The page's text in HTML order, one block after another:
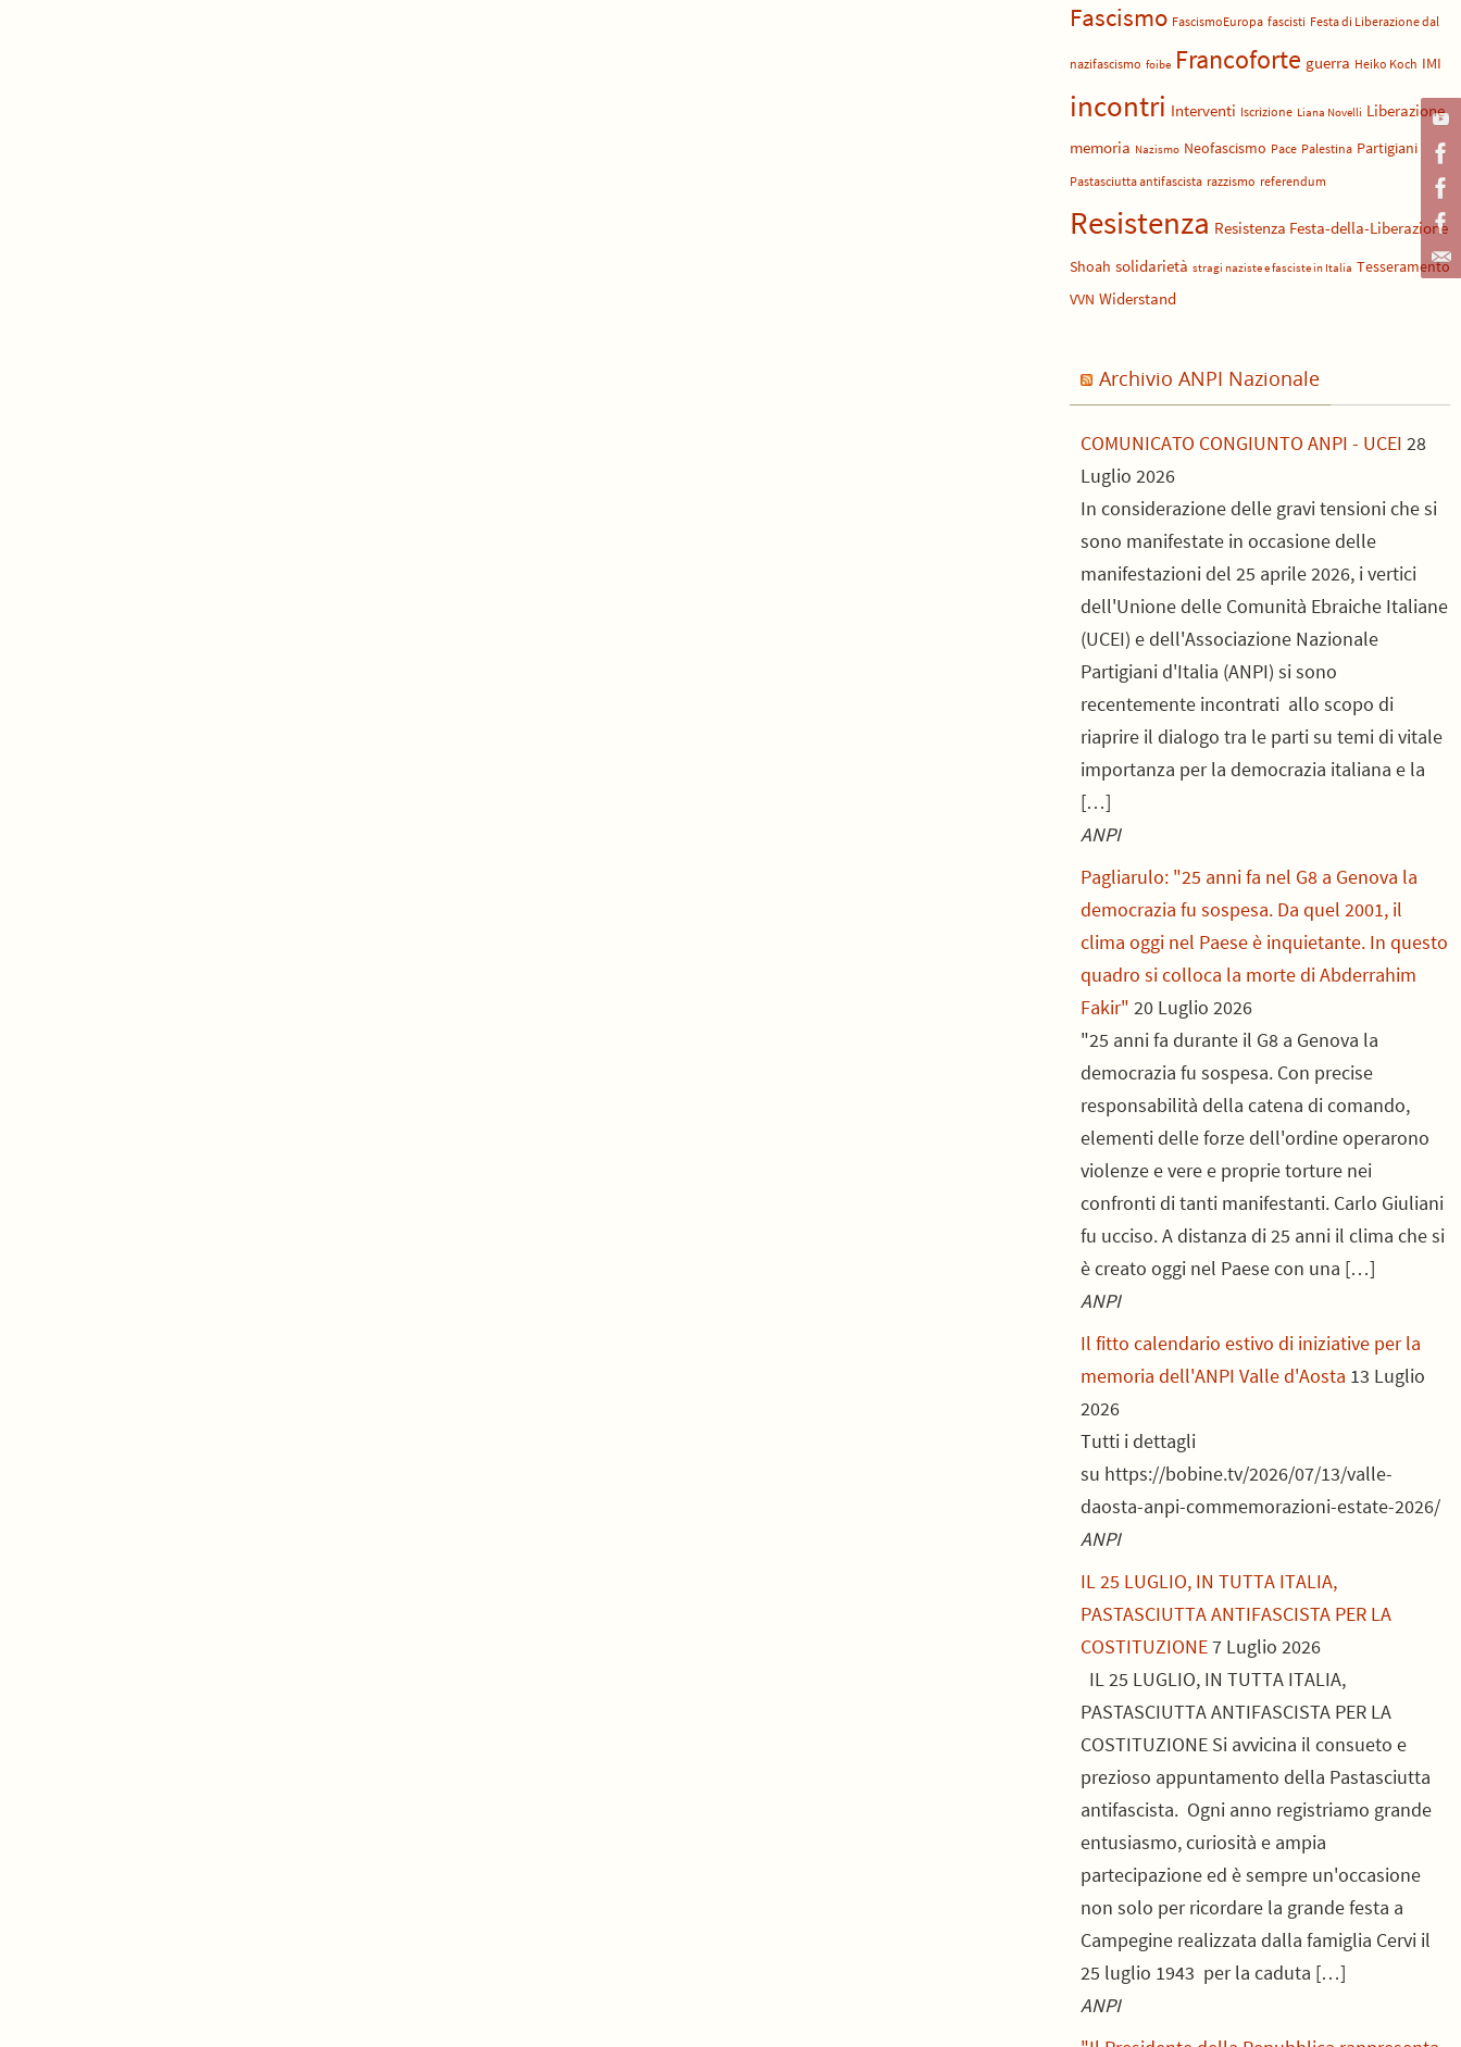
Fascismo FascismoEuropa fascisti Festa di Liberazione dal
nazifascismo foibe Francoforte guerra Heiko Koch IMI
incontri Interventi Iscrizione Liana Novelli Liberazione
memoria Nazismo Neofascismo Pace Palestina Partigiani
Pastasciutta antifascista razzismo referendum
Resistenza Resistenza Festa-della-Liberazione
Shoah solidarietà stragi naziste e fasciste in Italia Tesseramento
VVN Widerstand
Archivio ANPI Nazionale
COMUNICATO CONGIUNTO ANPI - UCEI 28
Luglio 2026
In considerazione delle gravi tensioni che si
sono manifestate in occasione delle
manifestazioni del 25 aprile 2026, i vertici
dell'Unione delle Comunità Ebraiche Italiane
(UCEI) e dell'Associazione Nazionale
Partigiani d'Italia (ANPI) si sono
recentemente incontrati allo scopo di
riaprire il dialogo tra le parti su temi di vitale
importanza per la democrazia italiana e la
[…]
ANPI
Pagliarulo: "25 anni fa nel G8 a Genova la
democrazia fu sospesa. Da quel 2001, il
clima oggi nel Paese è inquietante. In questo
quadro si colloca la morte di Abderrahim
Fakir" 20 Luglio 2026
"25 anni fa durante il G8 a Genova la
democrazia fu sospesa. Con precise
responsabilità della catena di comando,
elementi delle forze dell'ordine operarono
violenze e vere e proprie torture nei
confronti di tanti manifestanti. Carlo Giuliani
fu ucciso. A distanza di 25 anni il clima che si
è creato oggi nel Paese con una […]
ANPI
Il fitto calendario estivo di iniziative per la
memoria dell'ANPI Valle d'Aosta 13 Luglio
2026
Tutti i dettagli
su https://bobine.tv/2026/07/13/valle-
daosta-anpi-commemorazioni-estate-2026/
ANPI
IL 25 LUGLIO, IN TUTTA ITALIA,
PASTASCIUTTA ANTIFASCISTA PER LA
COSTITUZIONE7 Luglio 2026
IL 25 LUGLIO, IN TUTTA ITALIA,
PASTASCIUTTA ANTIFASCISTA PER LA
COSTITUZIONE Si avvicina il consueto e
prezioso appuntamento della Pastasciutta
antifascista. Ogni anno registriamo grande
entusiasmo, curiosità e ampia
partecipazione ed è sempre un'occasione
non solo per ricordare la grande festa a
Campegine realizzata dalla famiglia Cervi il
25 luglio 1943 per la caduta […]
ANPI